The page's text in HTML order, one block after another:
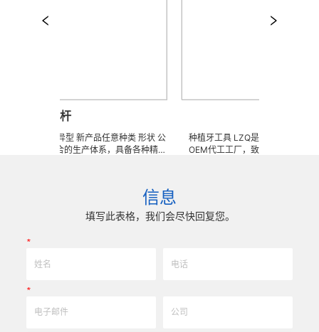
殊 非标 异型 新产品任意种类 形状 公
先进综合的生产体系，具备各种精密
种植牙工具 LZQ是一家生产各种牙科种
OEM代工工厂，致力于超高防锈高硬度
备各种精密技术生产加工能力，实现高效
用。 例如，钻头，起子，扳手，压板，
球钻，提携器，平行杆，深度计，螺丝，
固位钉，套筒，印象帽，愈合帽，安装
信息
填写此表格，我们会尽快回复您。
*
*